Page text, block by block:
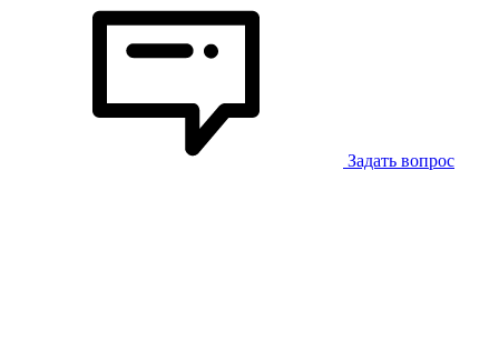
Задать вопрос